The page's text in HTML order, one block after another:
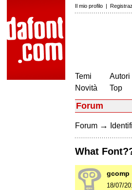
Il mio profilo |
Temi
Novità
Autori
Top
Forum
Forum →
What
gcomp
18/07/